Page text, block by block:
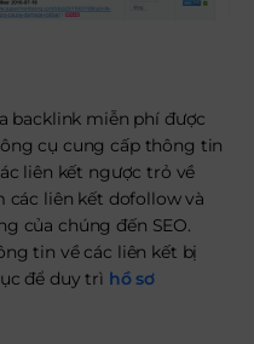
backlink miễn phí được
cụ cung cấp thông tin
liên kết ngược trỏ về
các liên kết dofollow và
của chúng đến SEO.
tin về các liên kết bị
để duy trì hồ sơ